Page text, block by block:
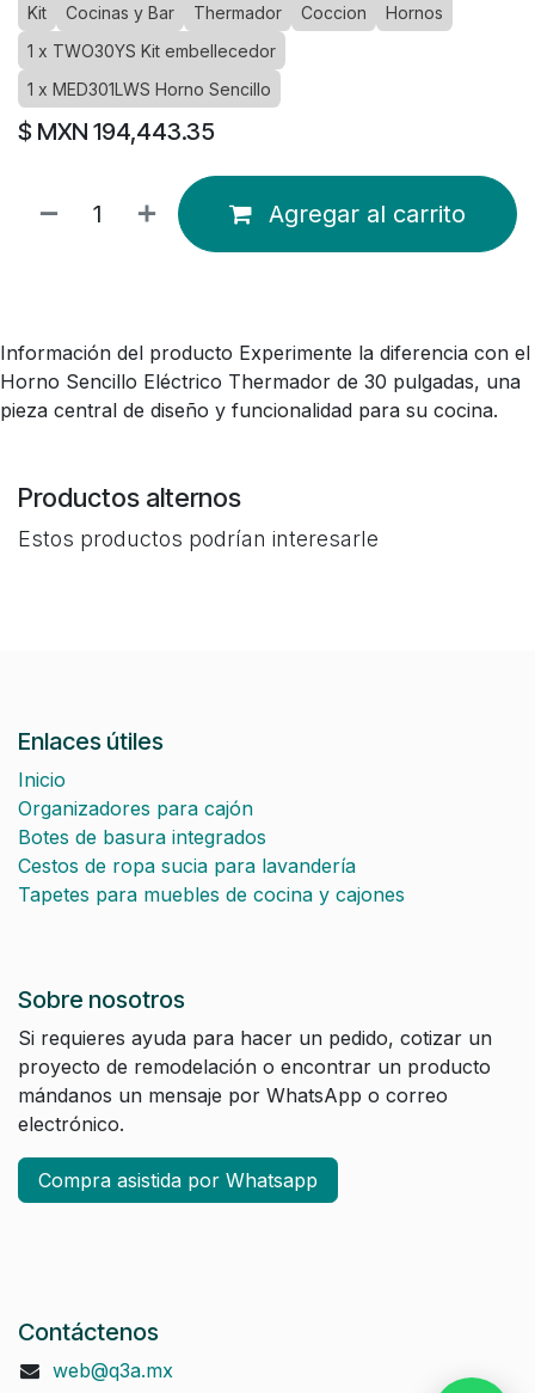
Kit Cocinas y Bar Thermador Coccion
Hornos
1 x TWO30YS Kit embellecedor
1 x MED301LWS Horno Sencillo
$ MXN 194,443.35
Agregar al carrito
Información del producto Experimente la diferencia con el
Horno Sencillo Eléctrico Thermador de 30 pulgadas, una
pieza central de diseño y funcionalidad para su cocina.
Productos alternos
Estos productos podrían interesarle
Enlaces útiles
Inicio
Organizadores para cajón
Botes de basura integrados
Cestos de ropa sucia para lavandería
Tapetes para muebles de cocina y cajones
Sobre nosotros
Si requieres ayuda para hacer un pedido, cotizar un
proyecto de remodelación o encontrar un producto
mándanos un mensaje por WhatsApp o correo
electrónico.
Compra asistida por Whatsapp
Contáctenos
web@q3a.mx